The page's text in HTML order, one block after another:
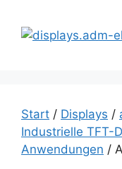
Inhalt
springen
Start / Displays /
Industrielle TFT-
Anwendungen /